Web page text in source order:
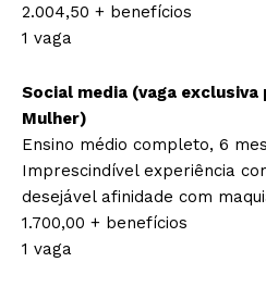
2.004,50 + benefícios
1 vaga
Social media (vaga exclusiva
Mulher)
Ensino médio completo, 6
Imprescindível experiência
desejável afinidade com
1.700,00 + benefícios
1 vaga